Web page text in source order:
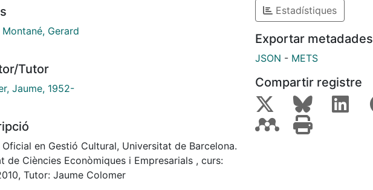
Montané, Gerard
Tutor
Jaume, 1952-
Oficial en Gestió Cultural, Universitat de Barcelona.
de Ciències Econòmiques i Empresarials , curs:
Tutor: Jaume Colomer
Estadístiques
Exportar metadades
JSON - METS
Compartir registre